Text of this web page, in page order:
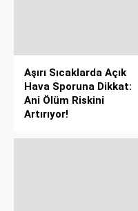
Aşırı Sıcaklarda Açık
Hava Sporuna Dikkat:
Ani Ölüm Riskini
Artırıyor!